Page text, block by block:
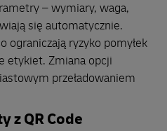
– wymiary, waga,
się automatycznie.
ograniczają ryzyko pomyłek
etykiet. Zmiana opcji
przeładowaniem
z QR Code